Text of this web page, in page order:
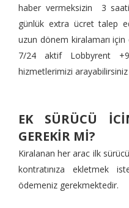
haber vermeksizin 3
günlük extra ücret talep
uzun dönem kiralamarı
7/24 aktif Lobbyrent
hizmetlerimizi arayabilirsiniz
EK SÜRÜCÜ
GEREKİR Mİ?
Kiralanan her arac ilk
kontratınıza ekletmek
ödemeniz gerekmektedir.